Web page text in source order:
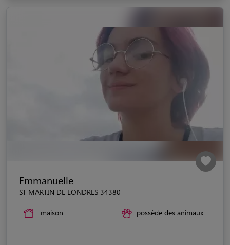
Emmanuelle
ST MARTIN DE LONDRES 34380
maison possède des animaux